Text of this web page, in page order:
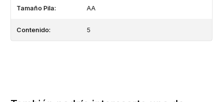
Tamaño Pila: AA
Contenido: 5